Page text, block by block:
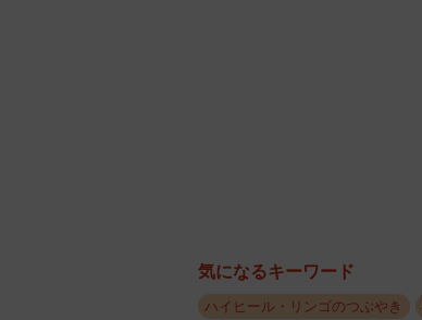
気になるキーワード
ハイヒール・リンゴのつぶやき